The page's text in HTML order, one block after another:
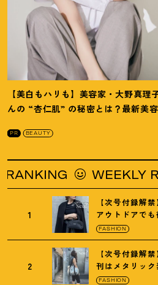
【美白もハリも】美容家・大野真理
んの “杏仁肌” の秘密とは ？ 最新美
PR BEAUTY
WEEKLY
1
【次号付録解
アウトドアで
トの黒ショルダ
FASHION
2
【次号付録解
刊はメタリッ
の保冷バッグ
FASHION